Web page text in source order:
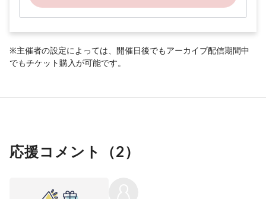
※主催者の設定によっては、開催日後でもアーカイブ配信期間中
でもチケット購入が可能です。
応援コメント（2）